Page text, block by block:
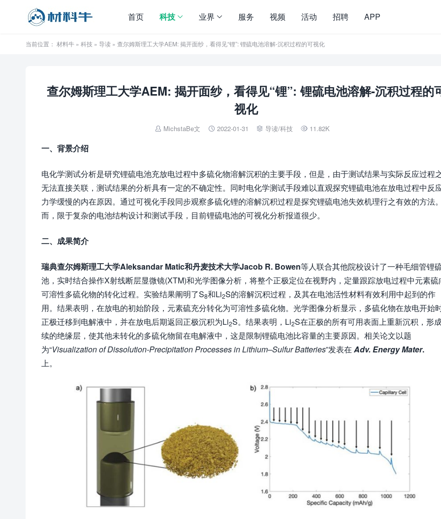
首页 科技 业界 服务 视频 活动 招聘 APP
当前位置： 材料牛 » 科技 » 导读 » 查尔姆斯理工大学AEM: 揭开面纱，看得见“锂”: 锂硫电池溶解-沉积过程的可视化
查尔姆斯理工大学AEM: 揭开面纱，看得见“锂”: 锂硫电池溶解-沉积过程的
视化
 MichstaBe文  2022-01-31  导读/科技  11.82K
一、背景介绍
电化学测试分析是研究锂硫电池充放电过程中多硫化物溶解沉积的主要手段，但是，由于测试结果与实际反应过程
无法直接关联，测试结果的分析具有一定的不确定性。同时电化学测试手段难以直观探究锂硫电池在放电过程中反
力学缓慢的内在原因。通过可视化手段同步观察多硫化锂的溶解沉积过程是探究锂硫电池失效机理行之有效的方法
而，限于复杂的电池结构设计和测试手段，目前锂硫电池的可视化分析报道很少。
二、成果简介
瑞典查尔姆斯理工大学Aleksandar Matic和丹麦技术大学Jacob R. Bowen等人联合其他院校设计了一种毛细管锂
池，实时结合操作X射线断层显微镜(XTM)和光学图像分析，将整个正极定位在视野内，定量跟踪放电过程中元素硫
可溶性多硫化物的转化过程。实验结果阐明了S8和Li2S的溶解沉积过程，及其在电池活性材料有效利用中起到的作
用。结果表明，在放电的初始阶段，元素硫充分转化为可溶性多硫化物。光学图像分析显示，多硫化物在放电开始
正极迁移到电解液中，并在放电后期返回正极沉积为Li2S。结果表明，Li2S在正极的所有可用表面上重新沉积，形
续的绝缘层，使其他未转化的多硫化物留在电解液中，这是限制锂硫电池比容量的主要原因。相关论文以题
为“Visualization of Dissolution-Precipitation Processes in Lithium–Sulfur Batteries”发表在 Adv. Energy Mater.
上。